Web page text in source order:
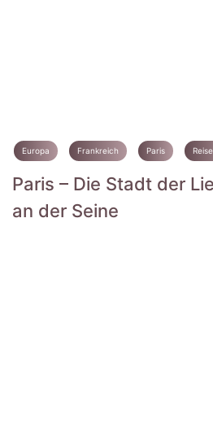
Europa Frankreich Paris
Paris – Die Stadt der
an der Seine